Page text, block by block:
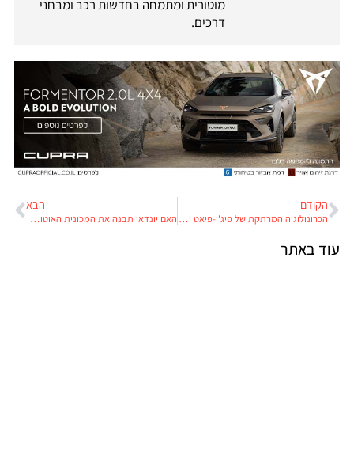
מוטורית ומתמחה בחדשות רכב ומבחני
דרכים.
הקודם
הכרונולוגיה המרתקת של פיג'ו-פיאט ותעשיית הרכב העולמית
הבא
האם יונדאי תבנה את המכונית האוטונומית של אפל?
עוד באתר